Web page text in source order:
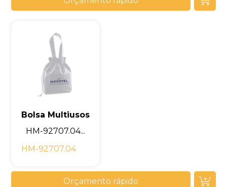
Bolsa Multiusos
HM-92707.04...
HM-92707.04
Orçamento rápido